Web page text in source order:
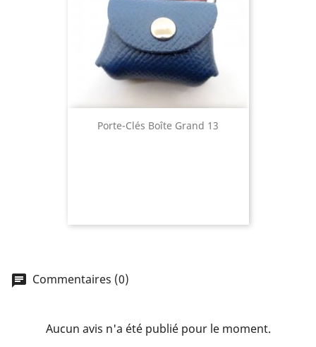
Porte-Clés Boîte Grand 13
chat Commentaires (0)
Aucun avis n'a été publié pour le moment.